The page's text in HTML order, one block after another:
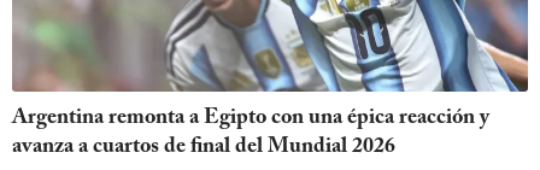
Argentina remonta a Egipto con una épica reacción y
avanza a cuartos de final del Mundial 2026